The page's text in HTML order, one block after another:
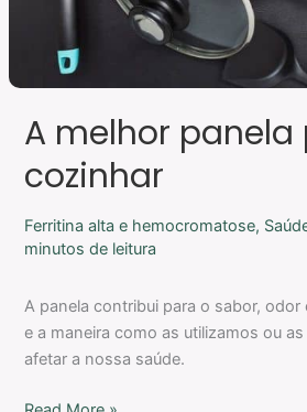
A melhor panela
cozinhar
Ferritina alta e hemocromatose,
minutos de leitura
A panela contribui para o sabor,
e a maneira como as utilizamos ou
afetar a nossa saúde.